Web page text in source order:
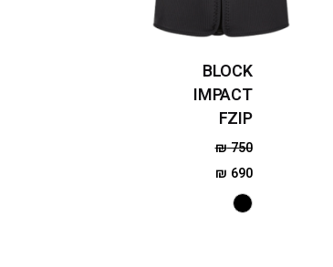
BLOCK
IMPACT
FZIP
₪750
₪ 690